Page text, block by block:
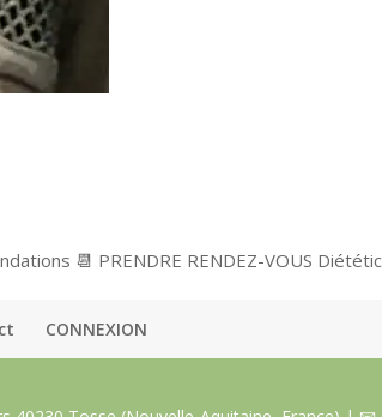
📆 PRENDRE RENDEZ-VOUS
CONNEXION